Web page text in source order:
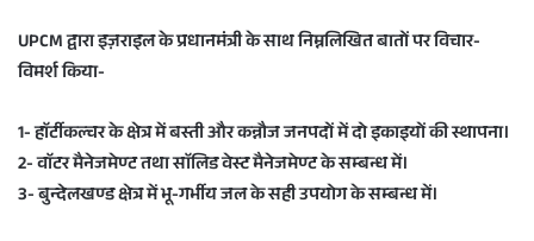
UPCM द्वारा इज़राइल के प्रधानमंत्री के साथ निम्नलिखित बातों पर विचार-
विमर्श किया-
1- हाॅर्टीकल्चर के क्षेत्र में बस्ती और कन्नौज जनपदों में दो इकाइयों की स्थापना।
2- वाॅटर मैनेजमेण्ट तथा साॅलिड वेस्ट मैनेजमेण्ट के सम्बन्ध में।
3- बुन्देलखण्ड क्षेत्र में भू-गर्भीय जल के सही उपयोग के सम्बन्ध में।